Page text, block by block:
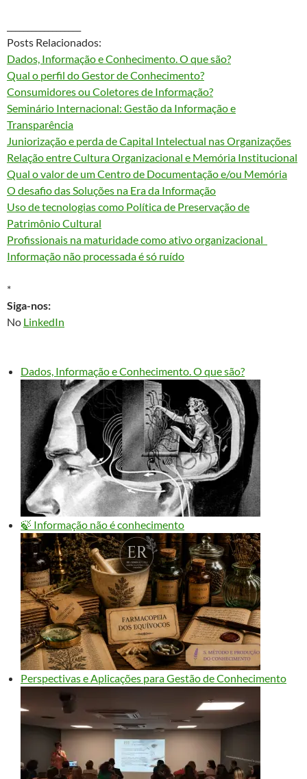
Posts Relacionados:
Dados, Informação e Conhecimento. O que são?
Qual o perfil do Gestor de Conhecimento?
Consumidores ou Coletores de Informação?
Seminário Internacional: Gestão da Informação e
Transparência
Juniorização e perda de Capital Intelectual nas Organizações
Relação entre Cultura Organizacional e Memória Institucional
Qual o valor de um Centro de Documentação e/ou Memória
O desafio das Soluções na Era da Informação
Uso de tecnologias como Política de Preservação de
Patrimônio Cultural
Profissionais na maturidade como ativo organizacional
Informação não processada é só ruído
*
Siga-nos:
No LinkedIn
Dados, Informação e Conhecimento. O que são?
🍃 Informação não é conhecimento
Perspectivas e Aplicações para Gestão de Conhecimento